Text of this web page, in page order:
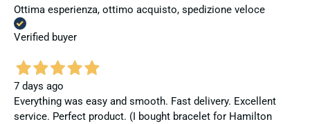
Ottima esperienza, ottimo acquisto, spedizione veloce
Verified buyer
7 days ago
Everything was easy and smooth. Fast delivery. Excellent
service. Perfect product. (I bought bracelet for Hamilton